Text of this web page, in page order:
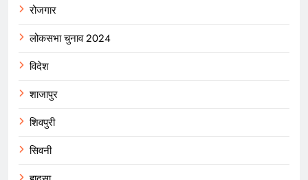
रोजगार
लोकसभा चुनाव 2024
विदेश
शाजापुर
शिवपुरी
सिवनी